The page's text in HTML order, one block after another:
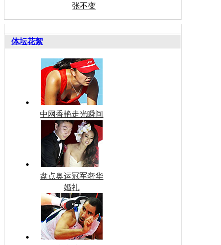
张不变
体坛花絮
中网香艳走光瞬间
盘点奥运冠军奢华
婚礼